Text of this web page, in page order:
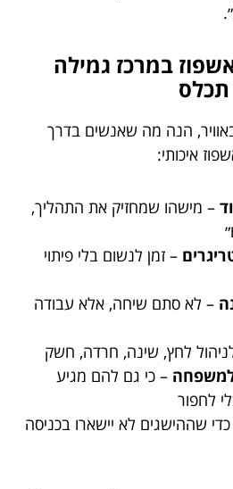
במרכז גמילה
תכלס
הנה מה שאנשים בדרך
איכותי:
– מישהו שמחזיק את התהליך,
– זמן לנשום בלי פיתוי
– לא סתם שיחה, אלא עבודה
לחץ, שינה, חרדה, חשק
למשפחה – כי גם להם מגיע
לחפור
שההישגים לא יישארו בכניסה